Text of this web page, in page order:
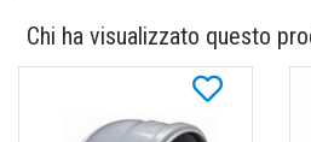
Chi ha visualizzato questo